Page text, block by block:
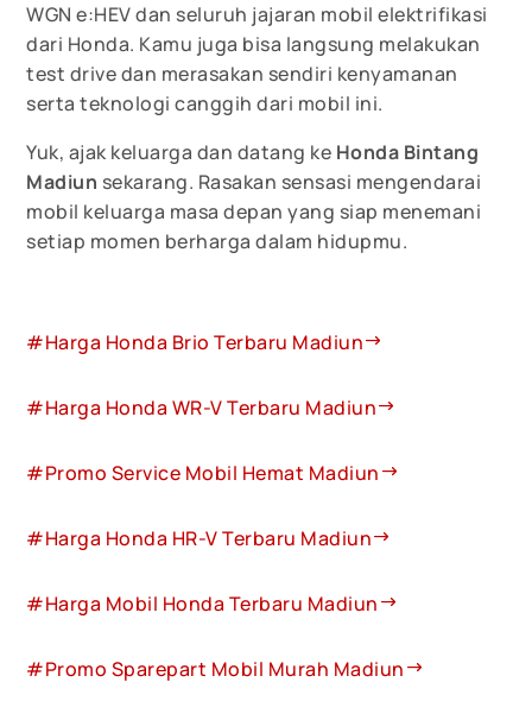
WGN e:HEV dan seluruh jajaran mobil elektrifikasi
dari Honda. Kamu juga bisa langsung melakukan
test drive dan merasakan sendiri kenyamanan
serta teknologi canggih dari mobil ini.
Yuk, ajak keluarga dan datang ke Honda Bintang
Madiun sekarang. Rasakan sensasi mengendarai
mobil keluarga masa depan yang siap menemani
setiap momen berharga dalam hidupmu.
#Harga Honda Brio Terbaru Madiun
#Harga Honda WR-V Terbaru Madiun
#Promo Service Mobil Hemat Madiun
#Harga Honda HR-V Terbaru Madiun
#Harga Mobil Honda Terbaru Madiun
#Promo Sparepart Mobil Murah Madiun